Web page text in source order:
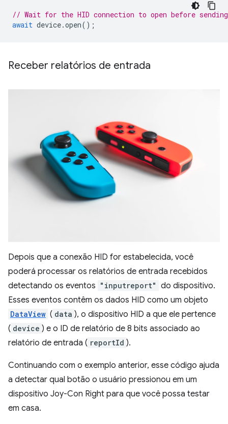
// Wait for the HID connection to open before
await device.open();
Receber relatórios de entrada
Depois que a conexão HID for estabelecida, você
poderá processar os relatórios de entrada recebidos
detectando os eventos "inputreport" do dispositivo.
Esses eventos contêm os dados HID como um objeto
DataView ( data ), o dispositivo HID a que ele pertence
( device ) e o ID de relatório de 8 bits associado ao
relatório de entrada ( reportId ).
Continuando com o exemplo anterior, esse código ajuda
a detectar qual botão o usuário pressionou em um
dispositivo Joy-Con Right para que você possa testar
em casa.